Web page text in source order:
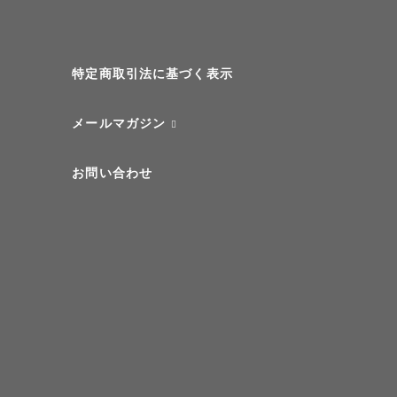
特定商取引法に基づく表示
メールマガジン
お問い合わせ